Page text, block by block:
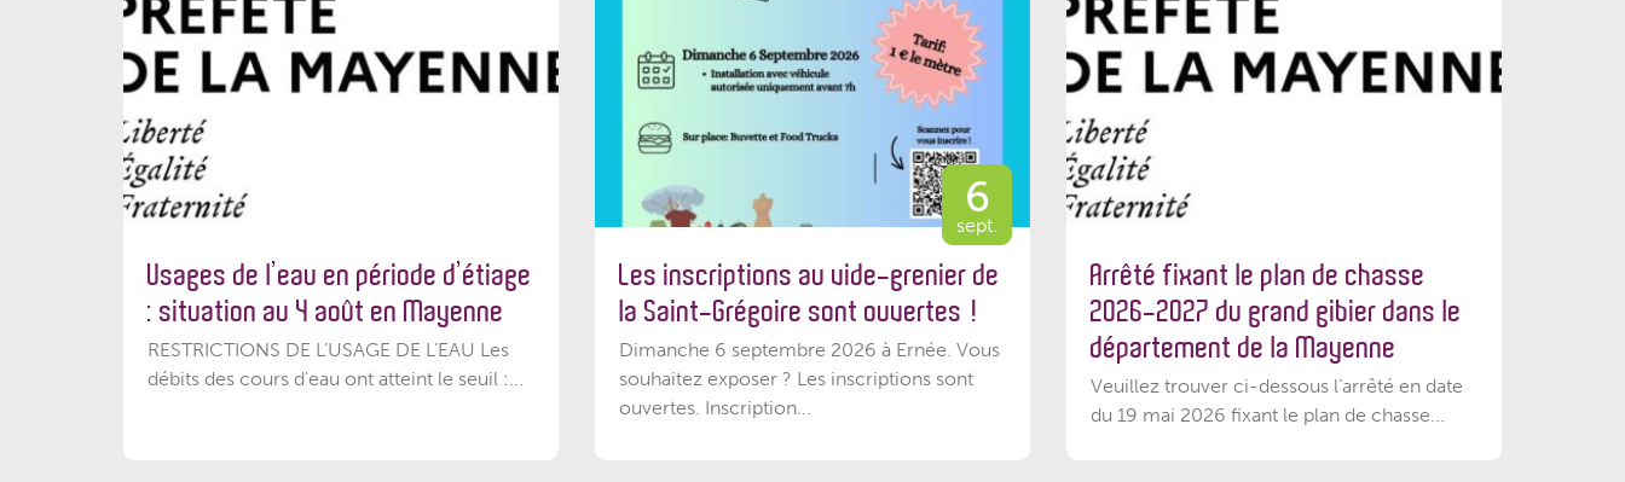
Usages de l’eau en période d’étiage
: situation au 4 août en Mayenne
RESTRICTIONS DE L’USAGE DE L’EAU Les
débits des cours d'eau ont atteint le seuil :...
6
sept.
Les inscriptions au vide-grenier de
la Saint-Grégoire sont ouvertes !
Dimanche 6 septembre 2026 à Ernée. Vous
souhaitez exposer ? Les inscriptions sont
ouvertes. Inscription...
Arrêté fixant le plan de chasse
2026-2027 du grand gibier dans le
département de la Mayenne
Veuillez trouver ci-dessous l’arrêté en date
du 19 mai 2026 fixant le plan de chasse...